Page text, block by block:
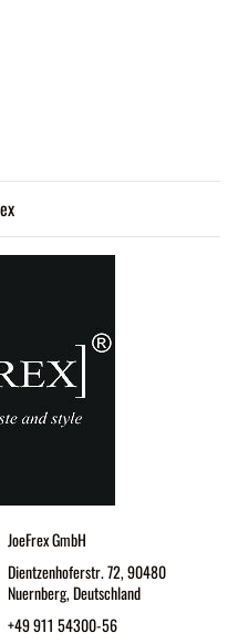
JoeFrex GmbH
Dientzenhoferstr. 72, 90480
Nuernberg, Deutschland
+49 911 54300-56